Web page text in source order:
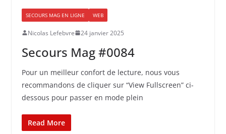
SECOURS MAG EN LIGNE WEB
Nicolas Lefebvre 24 janvier 2025
Secours Mag #0084
Pour un meilleur confort de lecture, nous vous
recommandons de cliquer sur “View Fullscreen” ci-
dessous pour passer en mode plein
Read More